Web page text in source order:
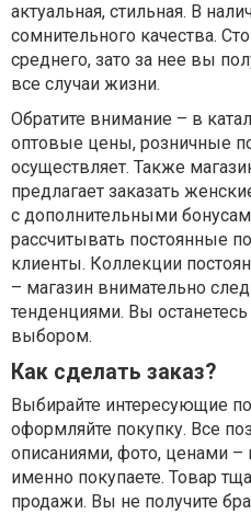
актуальная, стильная. В
сомнительного качества.
среднего, зато за нее вы
все случаи жизни.
Обратите внимание – в
оптовые цены, розничные
осуществляет. Также
предлагает заказать
с дополнительными
рассчитывать постоянные
клиенты. Коллекции
– магазин внимательно
тенденциями. Вы
выбором.
Как сделать заказ?
Выбирайте интересующие
оформляйте покупку. Все
описаниями, фото, ценами –
именно покупаете. Товар
продажи. Вы не получите